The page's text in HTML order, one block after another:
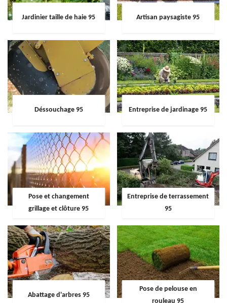
Jardinier taille de haie 95 Artisan paysagiste 95
Déssouchage 95 Entreprise de jardinage 95
Pose et changement
grillage et clôture 95
Entreprise de terrassement
95
Abattage d'arbres 95
Pose de pelouse en
rouleau 95